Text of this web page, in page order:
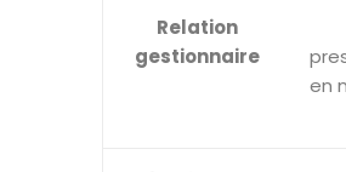
Relation
gestionnaire
en